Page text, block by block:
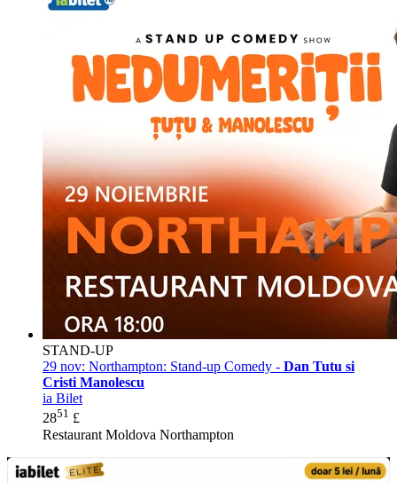
STAND-UP
29 nov: Northampton: Stand-up Comedy - Dan Tutu si
Cristi Manolescu
ia Bilet
2851 £
Restaurant Moldova Northampton